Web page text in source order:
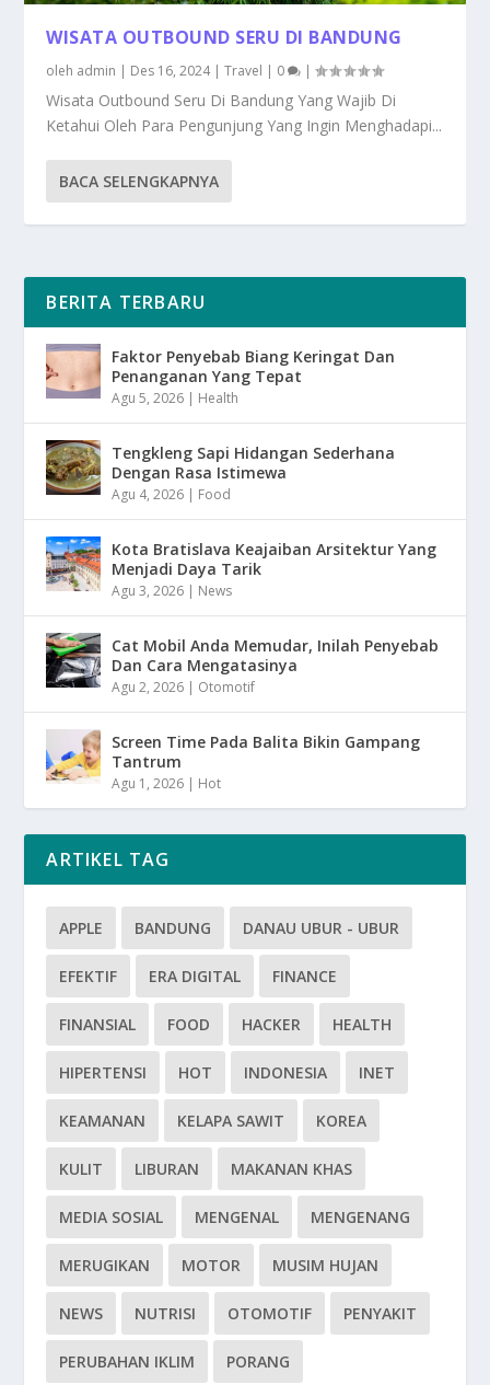
WISATA OUTBOUND SERU DI BANDUNG
oleh admin | Des 16, 2024|Travel | 0 |
Wisata Outbound Seru Di Bandung Yang Wajib Di
Ketahui Oleh Para Pengunjung Yang Ingin Menghadapi...
BACA SELENGKAPNYA
BERITA TERBARU
Faktor Penyebab Biang Keringat Dan
Penanganan Yang Tepat
Agu 5, 2026 | Health
Tengkleng Sapi Hidangan Sederhana
Dengan Rasa Istimewa
Agu 4, 2026 | Food
Kota Bratislava Keajaiban Arsitektur Yang
Menjadi Daya Tarik
Agu 3, 2026 | News
Cat Mobil Anda Memudar, Inilah Penyebab
Dan Cara Mengatasinya
Agu 2, 2026 | Otomotif
Screen Time Pada Balita Bikin Gampang
Tantrum
Agu 1, 2026 | Hot
ARTIKEL TAG
APPLE BANDUNG DANAU UBUR - UBUR
EFEKTIF ERA DIGITAL FINANCE
FINANSIAL FOOD HACKER HEALTH
HIPERTENSI HOT INDONESIA INET
KEAMANAN KELAPA SAWIT KOREA
KULIT LIBURAN MAKANAN KHAS
MEDIA SOSIAL MENGENAL MENGENANG
MERUGIKAN MOTOR MUSIM HUJAN
NEWS NUTRISI OTOMOTIF PENYAKIT
PERUBAHAN IKLIM PORANG